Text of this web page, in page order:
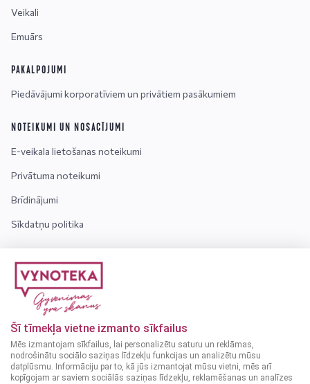
Šī tīmekļa vietne izmanto sīkfailus
Mēs izmantojam sīkfailus, lai personalizētu saturu un reklāmas,
nodrošinātu sociālo saziņas līdzekļu funkcijas un analizētu mūsu
datplūsmu. Informāciju par to, kā jūs izmantojat mūsu vietni, mēs arī
kopīgojam ar saviem sociālās saziņas līdzekļu, reklamēšanas un analīzes
Veikali
Emuārs
PAKALPOJUMI
Piedāvājumi korporatīviem un privātiem pasākumiem
NOTEIKUMI UN NOSACĪJUMI
E-veikala lietošanas noteikumi
Privātuma noteikumi
Brīdinājumi
Sīkdatņu politika
Kontakti
Par mums
Bieži uzdotie jautājumi
Uzmanību! Alkoholiskos dzērienus var iegādāties tikai